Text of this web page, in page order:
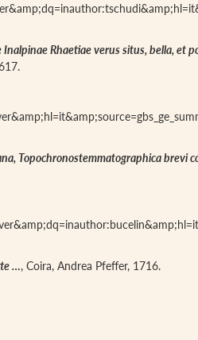
Rhaetiae verus situs, bella,
Topochronostemmatographica brevi
…, Coira, Andrea Pfeffer, 1716.